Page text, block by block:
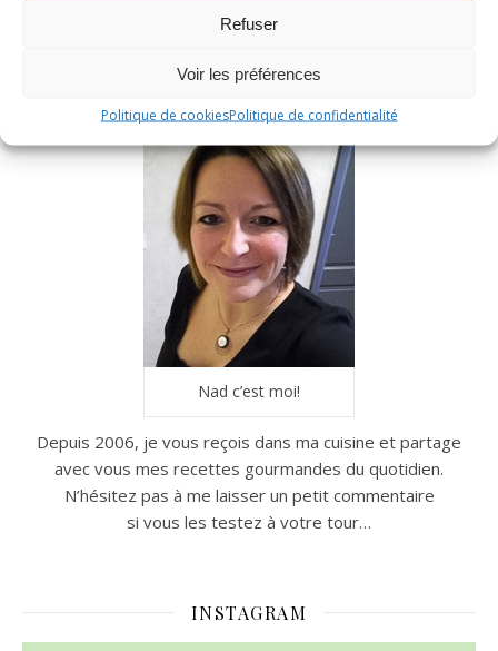
Refuser
Voir les préférences
Politique de cookiesPolitique de confidentialité
Nad c’est moi!
Depuis 2006, je vous reçois dans ma cuisine et partage
avec vous mes recettes gourmandes du quotidien.
N’hésitez pas à me laisser un petit commentaire
si vous les testez à votre tour…
INSTAGRAM